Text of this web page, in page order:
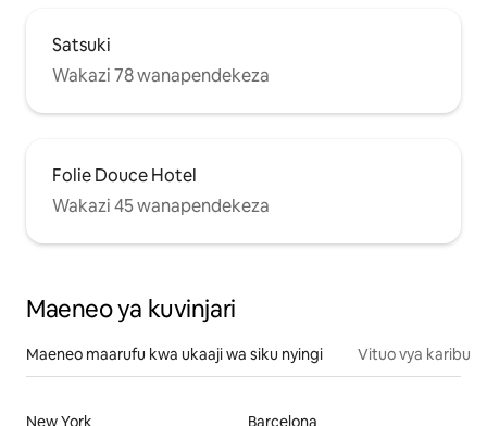
Satsuki
Wakazi 78 wanapendekeza
Folie Douce Hotel
Wakazi 45 wanapendekeza
Maeneo ya kuvinjari
Maeneo maarufu kwa ukaaji wa siku nyingi Vituo vya karibu
New York
Barcelona